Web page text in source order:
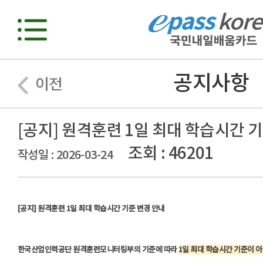
이전 공지사항
[공지] 원격훈련 1일 최대 학습시간
작성일 : 2026-03-24 조회 : 46201
[공지] 원격훈련 1일 최대 학습시간 기준 변경 안내
한국산업인력공단 원격훈련모니터링부의 기준에 따라 1일 최대 학습시간 기준이